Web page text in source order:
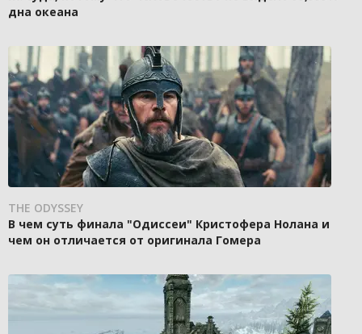
дна океана
THE ODYSSEY
В чем суть финала "Одиссеи" Кристофера Нолана и
чем он отличается от оригинала Гомера